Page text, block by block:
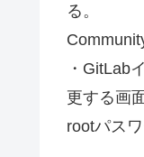
る。
・GitLab
更する画
rootパス